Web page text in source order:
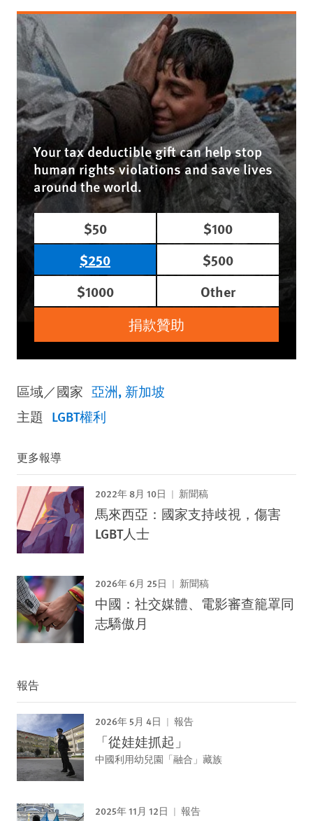
Your tax deductible gift can help stop
human rights violations and save lives
around the world.
$50
$100
$250
$500
$1000
Other
捐款贊助
區域／國家 亞洲 新加坡
主題 LGBT權利
更多報導
2022年 8月 10日 新聞稿
馬來西亞：國家支持歧視，傷害
LGBT人士
2026年 6月 25日 新聞稿
中國：社交媒體、電影審查籠罩同
志驕傲月
報告
2026年 5月 4日 報告
「從娃娃抓起」
中國利用幼兒園「融合」藏族
2025年 11月 12日 報告